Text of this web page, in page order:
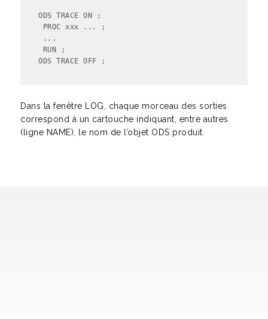
ODS TRACE ON ;
ODS TRACE OFF ;
Dans la fenêtre LOG, chaque morceau des sorties
correspond à un cartouche indiquant, entre autres
(ligne NAME), le nom de l’objet ODS produit.